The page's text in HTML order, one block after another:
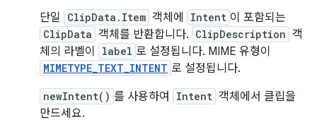
단일 ClipData.Item 객체에 Intent 이 포함되는
ClipData 객체를 반환합니다. ClipDescription 객
체의 라벨이
label 로 설정됩니다. MIME 유형이
MIMETYPE_TEXT_INTENT 로 설정됩니다.
newIntent() 를 사용하여 Intent 객체에서 클립을
만드세요.